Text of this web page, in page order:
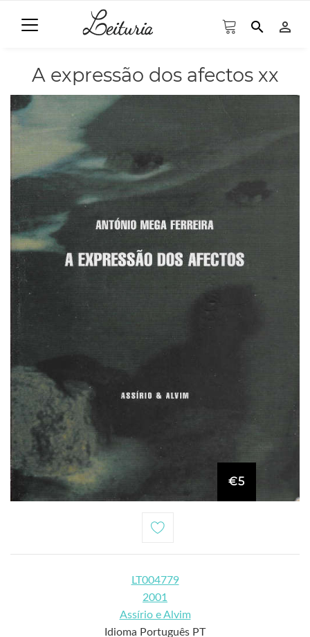
search person_outline
A expressão dos afectos xx
€5
LT004779
2001
Assírio e Alvim
Idioma Português PT